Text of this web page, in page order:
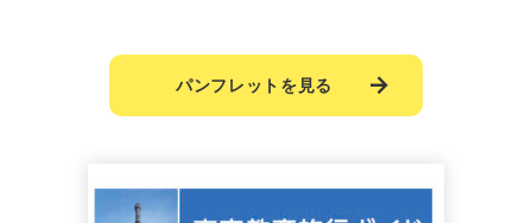
パンフレットを見る